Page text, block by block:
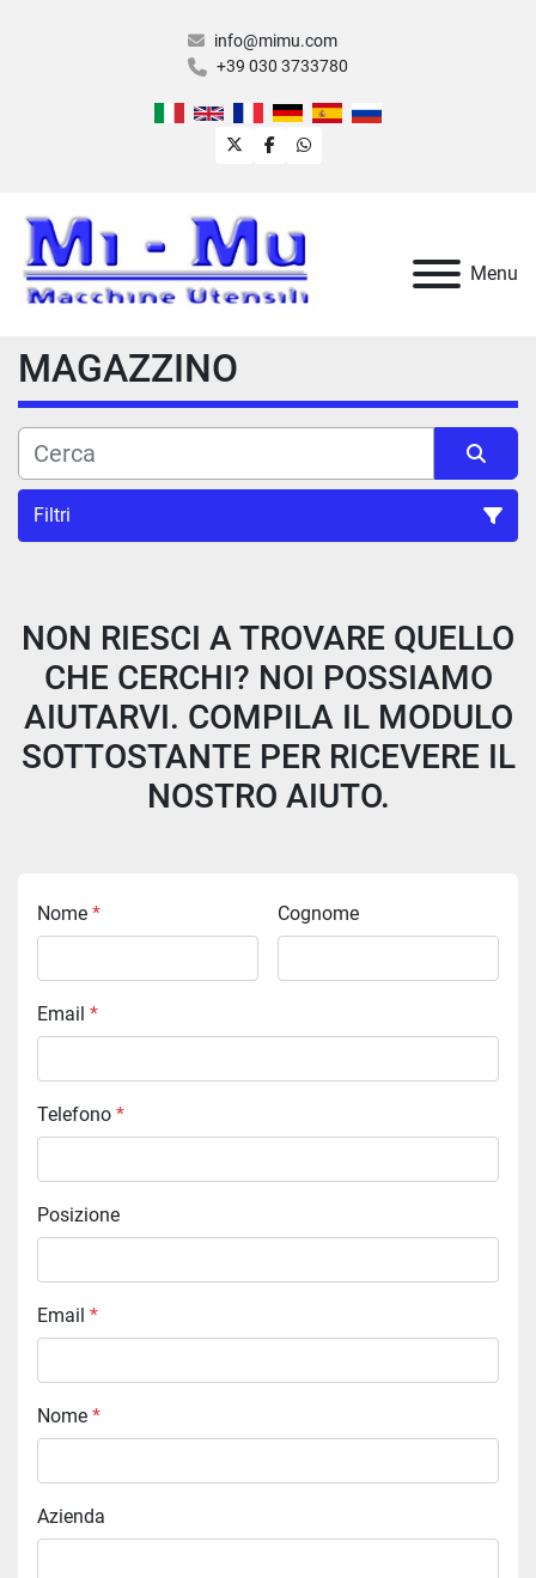
info@mimu.com
+39 030 3733780
twitterfacebookwhatsapp
Menu
MAGAZZINO
Filtri
Ordina per
NON RIESCI A TROVARE QUELLO
CHE CERCHI? NOI POSSIAMO
AIUTARVI. COMPILA IL MODULO
SOTTOSTANTE PER RICEVERE IL
NOSTRO AIUTO.
Nome * Cognome
Email *
Telefono *
Posizione
Email *
Nome *
Azienda